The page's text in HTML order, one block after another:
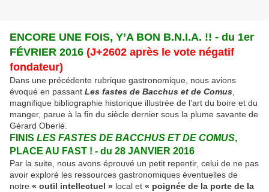
ENCORE UNE FOIS, Y’A BON B.N.I.A. !! - du 1er
FÉVRIER 2016 (J+2602 après le vote négatif
fondateur)
Dans une précédente rubrique gastronomique, nous avions
évoqué en passant Les fastes de Bacchus et de Comus
magnifique bibliographie historique illustrée de l’art du boire et du
manger, parue à la fin du siècle dernier sous la plume savante de
Gérard Oberlé.
FINIS LES FASTES DE BACCHUS ET DE COMUS,
PLACE AU FAST ! - du 28 JANVIER 2016
Par la suite, nous avons éprouvé un petit repentir, celui de ne pas
avoir exploré les ressources gastronomiques éventuelles de
notre « outil intellectuel » local et « poignée de la porte de la